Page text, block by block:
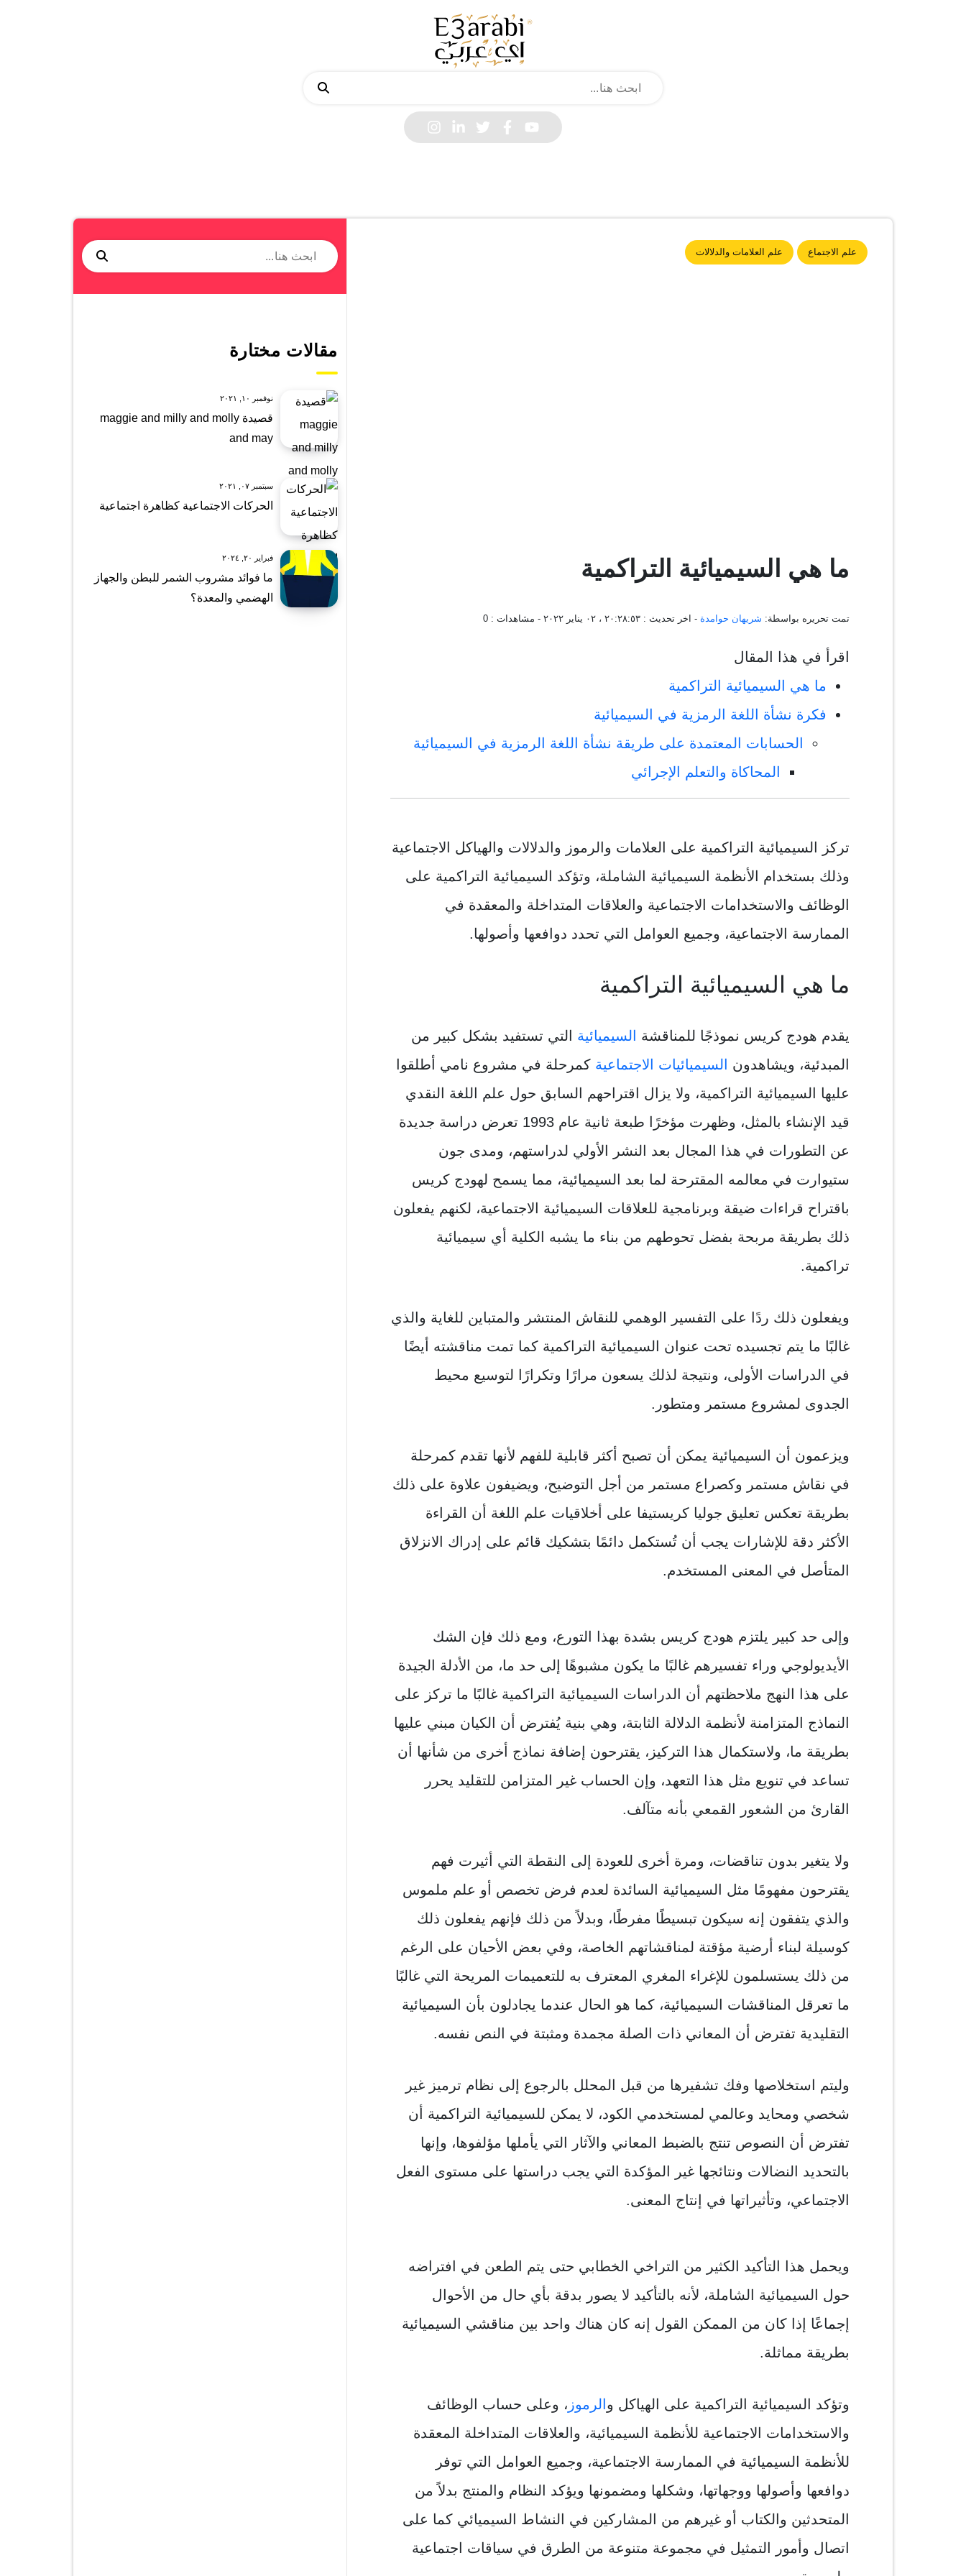
علم الاجتماع علم العلامات والدلالات
ما هي السيميائية التراكمية
تمت تحريره بواسطة: شريهان حوامدة - اخر تحديث : ٢٠:٢٨:٥٣ ، ٠٢ يناير ٢٠٢٢ - مشاهدات : 0
اقرأ في هذا المقال
ما هي السيميائية التراكمية
فكرة نشأة اللغة الرمزية في السيميائية
الحسابات المعتمدة على طريقة نشأة اللغة الرمزية في السيميائية
المحاكاة والتعلم الإجرائي
تركز السيميائية التراكمية على العلامات والرموز والدلالات والهياكل الاجتماعية
وذلك بستخدام الأنظمة السيميائية الشاملة، وتؤكد السيميائية التراكمية على
الوظائف والاستخدامات الاجتماعية والعلاقات المتداخلة والمعقدة في
الممارسة الاجتماعية، وجميع العوامل التي تحدد دوافعها وأصولها.
ما هي السيميائية التراكمية
يقدم هودج كريس نموذجًا للمناقشة السيميائية التي تستفيد بشكل كبير من
المبدئية، ويشاهدون
السيميائيات الاجتماعية كمرحلة في مشروع نامي أطلقوا
عليها السيميائية التراكمية، ولا يزال اقتراحهم السابق حول علم اللغة النقدي
قيد الإنشاء بالمثل، وظهرت مؤخرًا طبعة ثانية عام 1993 تعرض دراسة جديدة
عن التطورات في هذا المجال بعد النشر الأولي لدراستهم، ومدى جون
ستيوارت في معالمه المقترحة لما بعد السيميائية، مما يسمح لهودج كريس
باقتراح قراءات ضيقة وبرنامجية للعلاقات السيميائية الاجتماعية، لكنهم يفعلون
ذلك بطريقة مربحة بفضل تحوطهم من بناء ما يشبه الكلية أي سيميائية
تراكمية.
ويفعلون ذلك ردًا على التفسير الوهمي للنقاش المنتشر والمتباين للغاية والذي
غالبًا ما يتم تجسيده تحت عنوان السيميائية التراكمية كما تمت مناقشته أيضًا
في الدراسات الأولى، ونتيجة لذلك يسعون مرارًا وتكرارًا لتوسيع محيط
الجدوى لمشروع مستمر ومتطور.
ويزعمون أن السيميائية يمكن أن تصبح أكثر قابلية للفهم لأنها تقدم كمرحلة
في نقاش مستمر وكصراع مستمر من أجل التوضيح، ويضيفون علاوة على ذلك
بطريقة تعكس تعليق جوليا كريستيفا على أخلاقيات علم اللغة أن القراءة
الأكثر دقة للإشارات يجب أن تُستكمل دائمًا بتشكيك قائم على إدراك الانزلاق
المتأصل في المعنى المستخدم.
وإلى حد كبير يلتزم هودج كريس بشدة بهذا التورع، ومع ذلك فإن الشك
الأيديولوجي وراء تفسيرهم غالبًا ما يكون مشبوهًا إلى حد ما، من الأدلة الجيدة
على هذا النهج ملاحظتهم أن الدراسات السيميائية التراكمية غالبًا ما تركز على
النماذج المتزامنة لأنظمة الدلالة الثابتة، وهي بنية يُفترض أن الكيان مبني عليها
بطريقة ما، ولاستكمال هذا التركيز، يقترحون إضافة نماذج أخرى من شأنها أن
تساعد في تنويع مثل هذا التعهد، وإن الحساب غير المتزامن للتقليد يحرر
القارئ من الشعور القمعي بأنه متآلف.
ولا يتغير بدون تناقضات، ومرة أخرى للعودة إلى النقطة التي أثيرت فهم
يقترحون مفهومًا مثل السيميائية السائدة لعدم فرض تخصص أو علم ملموس
والذي يتفقون إنه سيكون تبسيطًا مفرطًا، وبدلاً من ذلك فإنهم يفعلون ذلك
كوسيلة لبناء أرضية مؤقتة لمناقشاتهم الخاصة، وفي بعض الأحيان على الرغم
من ذلك يستسلمون للإغراء المغري المعترف به للتعميمات المريحة التي غالبًا
ما تعرقل المناقشات السيميائية، كما هو الحال عندما يجادلون بأن السيميائية
التقليدية تفترض أن المعاني ذات الصلة مجمدة ومثبتة في النص نفسه.
وليتم استخلاصها وفك تشفيرها من قبل المحلل بالرجوع إلى نظام ترميز غير
شخصي ومحايد وعالمي لمستخدمي الكود، لا يمكن للسيميائية التراكمية أن
تفترض أن النصوص تنتج بالضبط المعاني والآثار التي يأملها مؤلفوها، وإنها
بالتحديد النضالات ونتائجها غير المؤكدة التي يجب دراستها على مستوى الفعل
الاجتماعي، وتأثيراتها في إنتاج المعنى.
ويحمل هذا التأكيد الكثير من التراخي الخطابي حتى يتم الطعن في افتراضه
حول السيميائية الشاملة، لأنه بالتأكيد لا يصور بدقة بأي حال من الأحوال
إجماعًا إذا كان من الممكن القول إنه كان هناك واحد بين مناقشي السيميائية
بطريقة مماثلة.
وتؤكد السيميائية التراكمية على الهياكل و الرموز ، وعلى حساب الوظائف
والاستخدامات الاجتماعية للأنظمة السيميائية، والعلاقات المتداخلة المعقدة
للأنظمة السيميائية في الممارسة الاجتماعية، وجميع العوامل التي توفر
دوافعها وأصولها ووجهاتها، وشكلها ومضمونها ويؤكد النظام والمنتج بدلاً من
المتحدثين والكتاب أو غيرهم من المشاركين في النشاط السيميائي كما على
اتصال وأمور التمثيل في مجموعة متنوعة من الطرق في سياقات اجتماعية
مقالات مختارة
نوفمبر ١٠, ٢٠٢١
قصيدة maggie and milly and molly
and may
سبتمبر ٠٧, ٢٠٢١
الحركات الاجتماعية كظاهرة اجتماعية
فبراير ٢٠, ٢٠٢٤
ما فوائد مشروب الشمر للبطن والجهاز
الهضمي والمعدة؟